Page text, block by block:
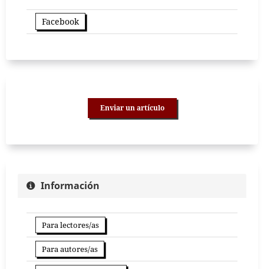
Facebook
Enviar un artículo
Información
Para lectores/as
Para autores/as